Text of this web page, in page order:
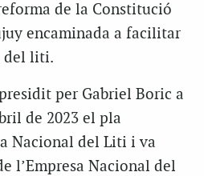
de la Constitució
encaminada a facilitar
del liti.
per Gabriel Boric a
de 2023 el pla
Nacional del Liti i va
l’Empresa Nacional del